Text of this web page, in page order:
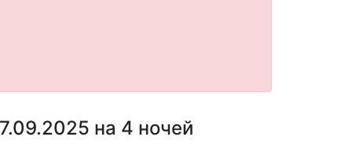
на 4 ночей